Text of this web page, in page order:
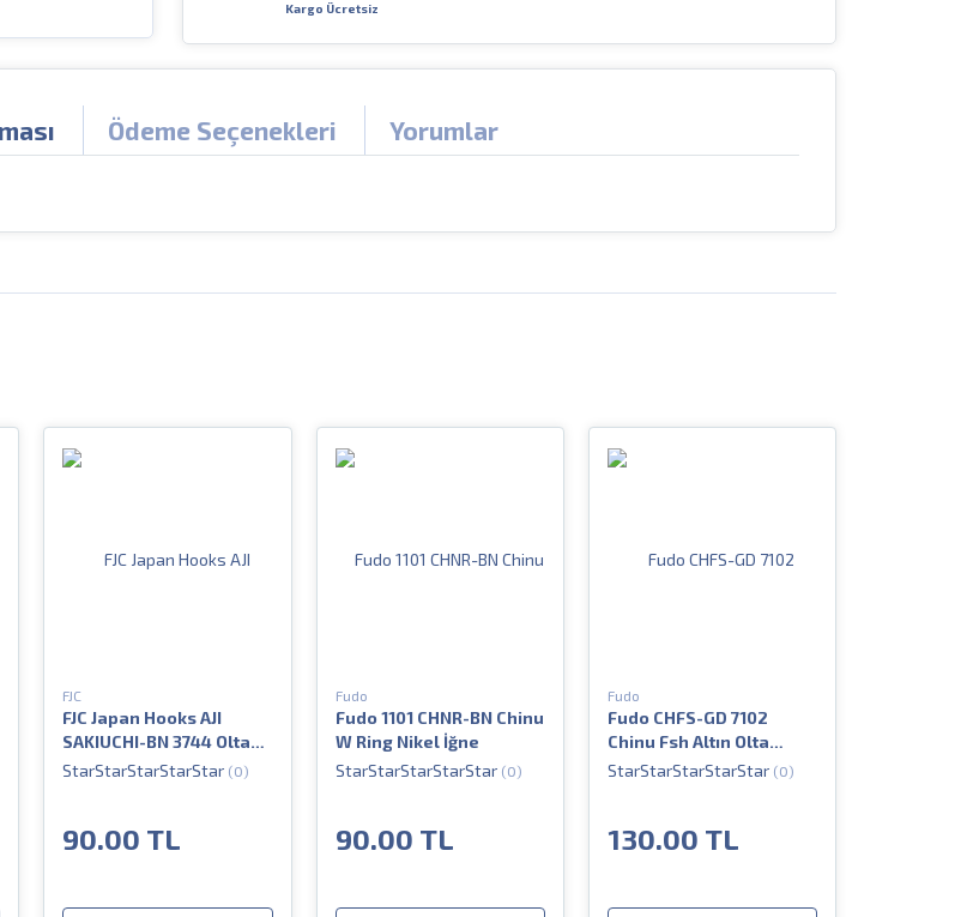
Kargo Ücretsiz
Ödeme Seçenekleri Yorumlar
FJC
FJC Japan Hooks AJI
SAKIUCHI-BN 3744 Olta
İğnesi
(0)
90.00 TL
Fudo
Fudo 1101 CHNR-BN Chinu
W Ring Nikel İğne
(0)
90.00 TL
Fudo
Fudo CHFS-GD 7102
Chinu Fsh Altın Olta
İğnesi
(0)
130.00 TL